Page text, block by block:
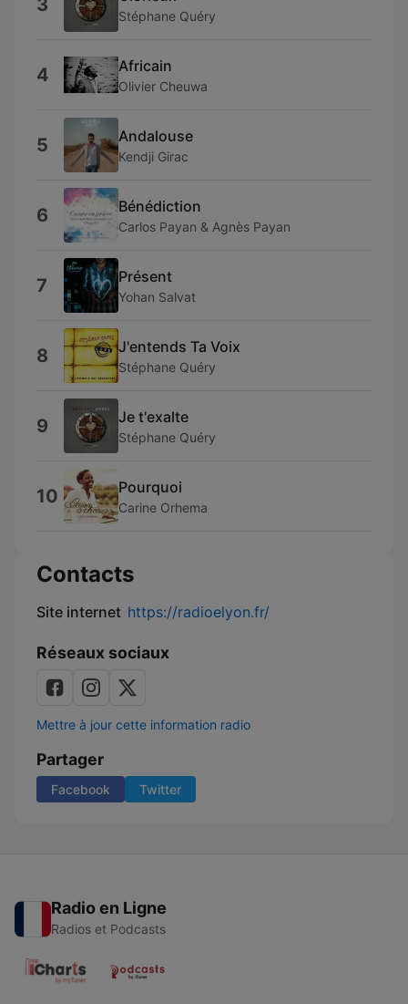
3 Stéphane Quéry
4 Africain
Olivier Cheuwa
5 Andalouse
Kendji Girac
6 Bénédiction
Carlos Payan & Agnès Payan
7 Présent
Yohan Salvat
8 J'entends Ta Voix
Stéphane Quéry
9 Je t'exalte
Stéphane Quéry
10 Pourquoi
Carine Orhema
Contacts
Site internet https://radioelyon.fr/
Réseaux sociaux
Mettre à jour cette information radio
Partager
Facebook Twitter
Radio en Ligne
Radios et Podcasts